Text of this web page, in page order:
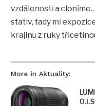
More in Aktuality:
vzdálenosti a
stativ, tady mi
krajinu z ruky